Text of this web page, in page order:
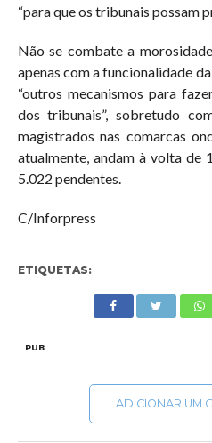
“para que os tribunais possam
Não se combate a
apenas com a funcionalidade
“outros mecanismos para
dos tribunais”, sobretudo
magistrados nas comarcas
atualmente, andam à volta de
5.022 pendentes.
C/Inforpress
ETIQUETAS:
PUB
ADICIONAR UM